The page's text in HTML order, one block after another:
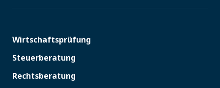
Wirtschaftsprüfung
Steuerberatung
Rechtsberatung